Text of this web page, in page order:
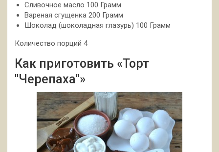
Сливочное масло 100 Грамм
Вареная сгущенка 200 Грамм
Шоколад (шоколадная глазурь) 100 Грамм
Количество порций 4
Как приготовить «Торт
"Черепаха"»